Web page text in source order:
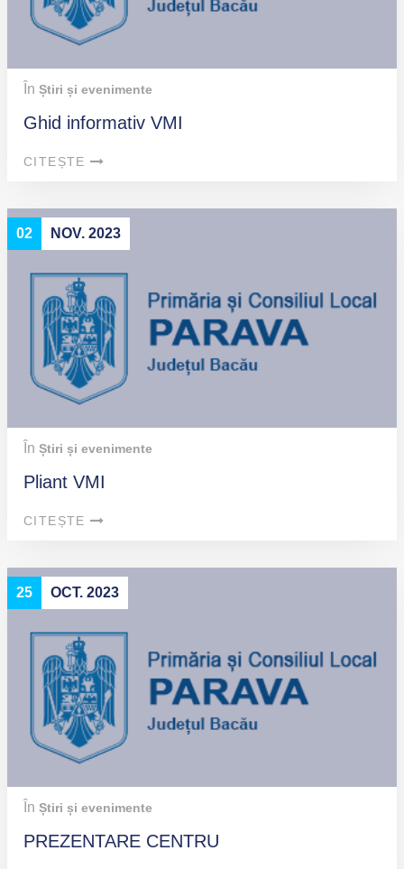
În Știri și evenimente
Ghid informativ VMI
CITEȘTE
02 NOV. 2023
În Știri și evenimente
Pliant VMI
CITEȘTE
25 OCT. 2023
În Știri și evenimente
PREZENTARE CENTRU